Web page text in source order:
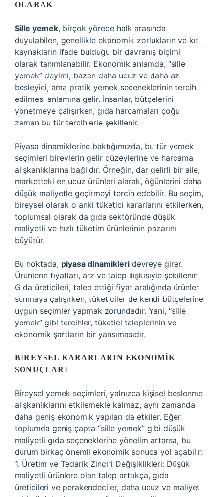
OLARAK
Sille yemek, birçok yörede halk arasında
duyulabilen, genellikle ekonomik zorlukların ve kıt
kaynakların ifade bulduğu bir davranış biçimi
olarak tanımlanabilir. Ekonomik anlamda, “sille
yemek” deyimi, bazen daha ucuz ve daha az
besleyici, ama pratik yemek seçeneklerinin tercih
edilmesi anlamına gelir. İnsanlar, bütçelerini
yönetmeye çalışırken, gıda harcamaları çoğu
zaman bu tür tercihlerle şekillenir.
Piyasa dinamiklerine baktığımızda, bu tür yemek
seçimleri bireylerin gelir düzeylerine ve harcama
alışkanlıklarına bağlıdır. Örneğin, dar gelirli bir aile,
marketteki en ucuz ürünleri alarak, öğünlerini daha
düşük maliyetle geçirmeyi tercih edebilir. Bu seçim,
bireysel olarak o anki tüketici kararlarını etkilerken,
toplumsal olarak da gıda sektöründe düşük
maliyetli ve hızlı tüketim ürünlerinin pazarını
büyütür.
Bu noktada, piyasa dinamikleri devreye girer.
Ürünlerin fiyatları, arz ve talep ilişkisiyle şekillenir.
Gıda üreticileri, talep ettiği fiyat aralığında ürünler
sunmaya çalışırken, tüketiciler de kendi bütçelerine
uygun seçimler yapmak zorundadır. Yani, “sille
yemek” gibi tercihler, tüketici taleplerinin ve
ekonomik şartların bir yansımasıdır.
BIREYSEL KARARLARIN EKONOMIK
SONUÇLARI
Bireysel yemek seçimleri, yalnızca kişisel beslenme
alışkanlıklarını etkilemekle kalmaz, aynı zamanda
daha geniş ekonomik yapıları da etkiler. Eğer
toplumda geniş çapta “sille yemek” gibi düşük
maliyetli gıda seçeneklerine yönelim artarsa, bu
durum birkaç önemli ekonomik sonuca yol açabilir:
1. Üretim ve Tedarik Zinciri Değişiklikleri: Düşük
maliyetli ürünlere olan talep arttıkça, gıda
üreticileri ve perakendeciler, daha ucuz ve maliyet